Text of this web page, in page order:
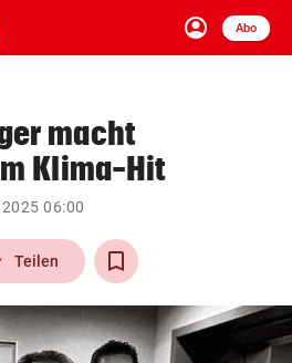
account_circle
Anmelden
Abo
close Schließen
arrow_right
arrow_right
macht
Klima-Hit
06:00
Teilen